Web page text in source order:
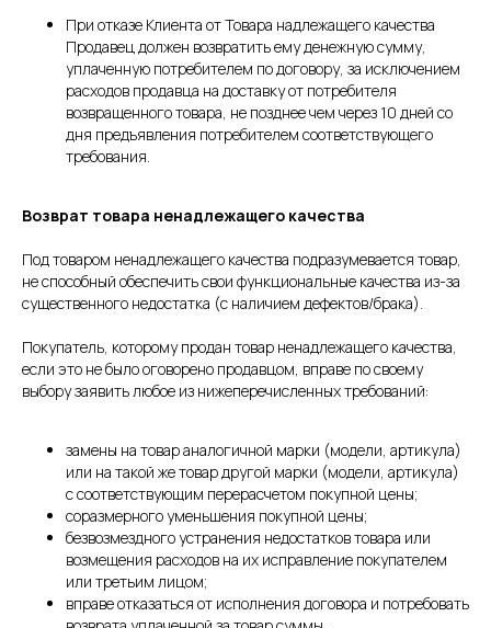
При отказе Клиента от Товара надлежащего качества
Продавец должен возвратить ему денежную сумму,
уплаченную потребителем по договору, за исключением
расходов продавца на доставку от потребителя
возвращенного товара, не позднее чем через 10 дней со
дня предъявления потребителем соответствующего
требования.
Возврат товара ненадлежащего качества
Под товаром ненадлежащего качества подразумевается товар,
не способный обеспечить свои функциональные качества из-за
существенного недостатка (с наличием дефектов/брака).
Покупатель, которому продан товар ненадлежащего качества,
если это не было оговорено продавцом, вправе по своему
выбору заявить любое из нижеперечисленных требований:
замены на товар аналогичной марки (модели, артикула)
или на такой же товар другой марки (модели, артикула)
с соответствующим перерасчетом покупной цены;
соразмерного уменьшения покупной цены;
безвозмездного устранения недостатков товара или
возмещения расходов на их исправление покупателем
или третьим лицом;
вправе отказаться от исполнения договора и потребовать